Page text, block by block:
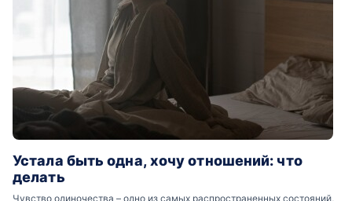
Устала быть одна, хочу отношений: что
делать
Чувство одиночества – одно из самых распространенных состояний,